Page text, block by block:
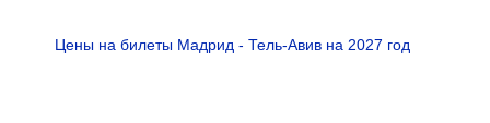
Цены на билеты Мадрид - Тель-Авив на 2027 год